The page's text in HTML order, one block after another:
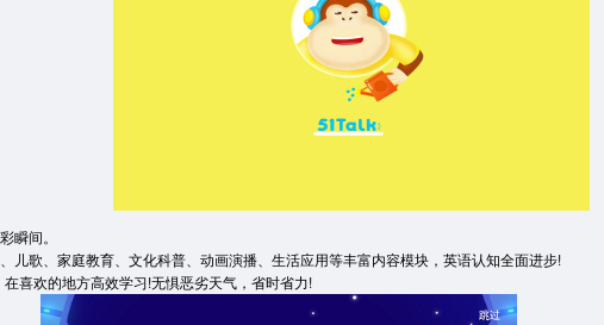
瞬间。
歌、家庭教育、文化科普、动画演播、生活应用等丰富内容模块，英语认知全面进步!
喜欢的地方高效学习!无惧恶劣天气，省时省力!